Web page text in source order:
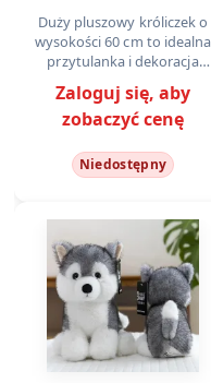
Duży pluszowy króliczek o
wysokości 60 cm to idealna
przytulanka i dekoracja
Wykonany z miękkiego
materiału, z uroczym
Zaloguj się, aby
zobaczyć cenę
Niedostępny